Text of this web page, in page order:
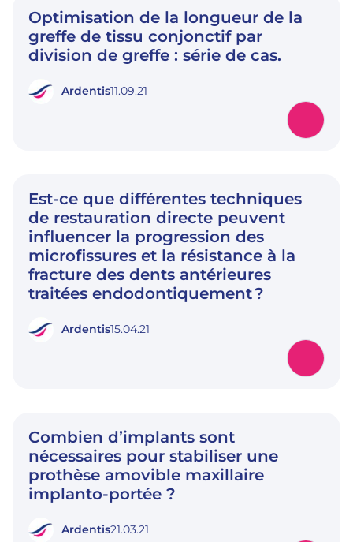
Optimisation de la longueur de la
greffe de tissu conjonctif par
division de greffe : série de cas.
Ardentis11.09.21
Est-ce que différentes techniques
de restauration directe peuvent
influencer la progression des
microfissures et la résistance à la
fracture des dents antérieures
traitées endodontiquement ?
Ardentis15.04.21
Combien d’implants sont
nécessaires pour stabiliser une
prothèse amovible maxillaire
implanto-portée ?
Ardentis21.03.21